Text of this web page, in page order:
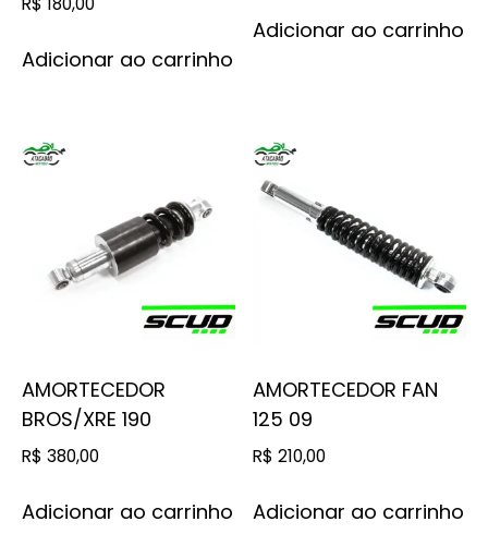
Adicionar ao carrinho
Adicionar ao carrinho
AMORTECEDOR
BROS/XRE 190
R$ 380,00
Adicionar ao carrinho
AMORTECEDOR FAN
125 09
R$ 210,00
Adicionar ao carrinho